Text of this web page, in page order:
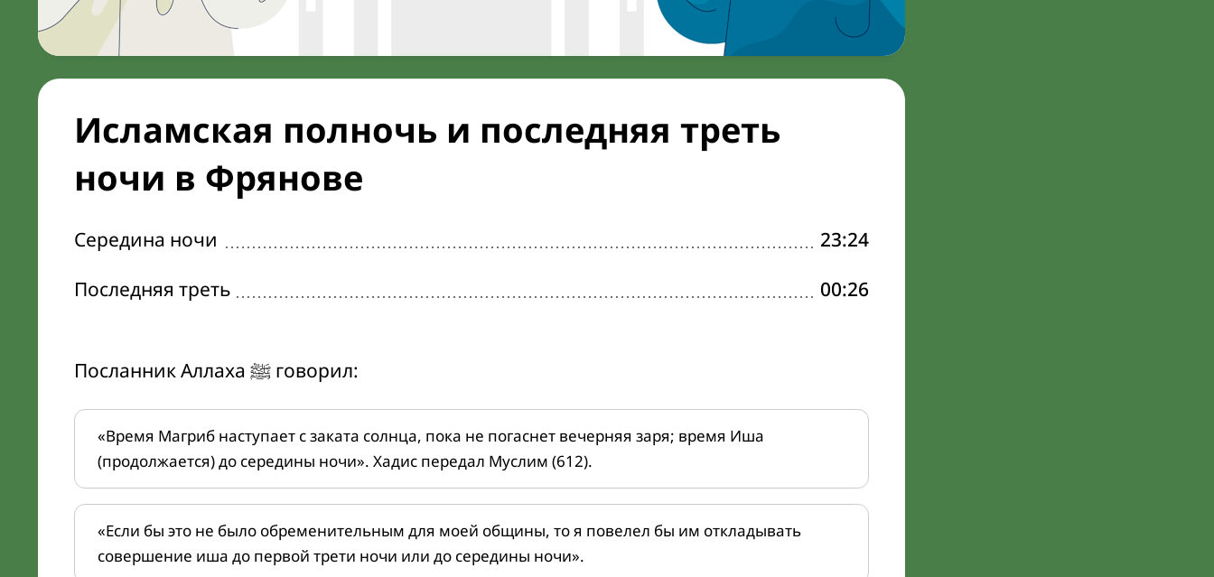
Исламская полночь и последняя треть
ночи в Фрянове
Середина ночи
23:24
Последняя треть
00:26
Посланник Аллаха ﷺ говорил:
«Время Магриб наступает с заката солнца, пока не погаснет вечерняя заря; время Иша
(продолжается) до середины ночи». Хадис передал Муслим (612).
«Если бы это не было обременительным для моей общины, то я повелел бы им откладывать
совершение иша до первой трети ночи или до середины ночи».